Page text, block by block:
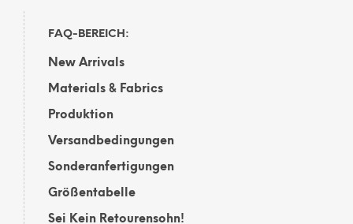
FAQ-BEREICH:
New Arrivals
Materials & Fabrics
Produktion
Versandbedingungen
Sonderanfertigungen
Größentabelle
Sei Kein Retourensohn!